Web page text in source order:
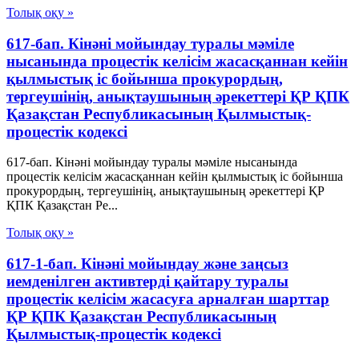
Толық оқу »
617-бап. Кінәні мойындау туралы мәміле
нысанында процестік келісім жасасқаннан кейін
қылмыстық іс бойынша прокурордың,
тергеушінің, анықтаушының әрекеттері ҚР ҚПК
Қазақстан Республикасының Қылмыстық-
процестік кодексi
617-бап. Кінәні мойындау туралы мәміле нысанында
процестік келісім жасасқаннан кейін қылмыстық іс бойынша
прокурордың, тергеушінің, анықтаушының әрекеттері ҚР
ҚПК Қазақстан Ре...
Толық оқу »
617-1-бап. Кінәні мойындау және заңсыз
иемденілген активтерді қайтару туралы
процестік келісім жасасуға арналған шарттар
ҚР ҚПК Қазақстан Республикасының
Қылмыстық-процестік кодексi